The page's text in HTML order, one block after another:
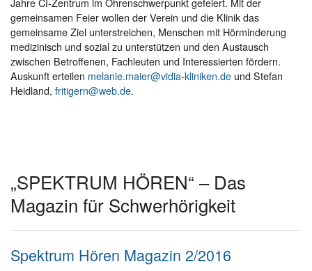
gemeinsamen Feier wollen der Verein und die Klinik das
gemeinsame Ziel unterstreichen, Menschen mit Hörminderung
medizinisch und sozial zu unterstützen und den Austausch
zwischen Betroffenen, Fachleuten und Interessierten fördern.
Auskunft erteilen melanie.maier@vidia-kliniken.de und Stefan
Heidland, fritigern@web.de.
„SPEKTRUM HÖREN“ – Das
Magazin für Schwerhörigkeit
Spektrum Hören Magazin 2/2016